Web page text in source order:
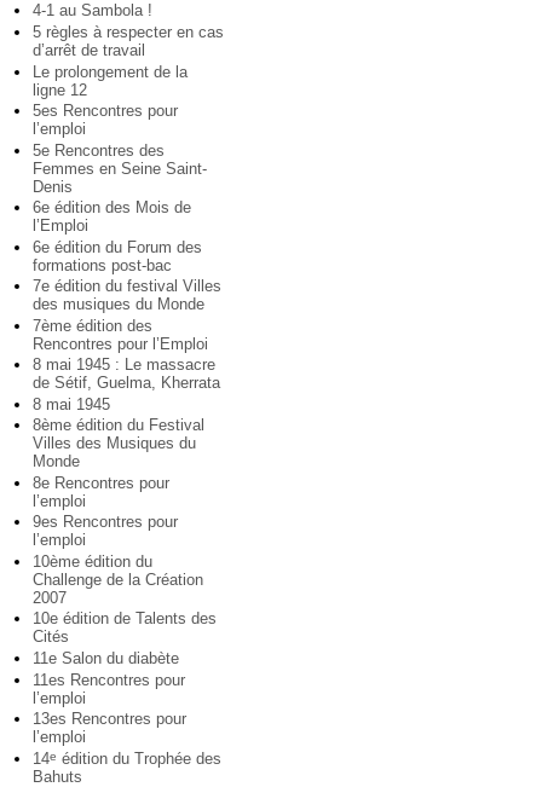
4-1 au Sambola !
5 règles à respecter en cas
d’arrêt de travail
Le prolongement de la
ligne 12
5es Rencontres pour
l’emploi
5e Rencontres des
Femmes en Seine Saint-
Denis
6e édition des Mois de
l’Emploi
6e édition du Forum des
formations post-bac
7e édition du festival Villes
des musiques du Monde
7ème édition des
Rencontres pour l’Emploi
8 mai 1945 : Le massacre
de Sétif, Guelma, Kherrata
8 mai 1945
8ème édition du Festival
Villes des Musiques du
Monde
8e Rencontres pour
l’emploi
9es Rencontres pour
l’emploi
10ème édition du
Challenge de la Création
2007
10e édition de Talents des
Cités
11e Salon du diabète
11es Rencontres pour
l’emploi
13es Rencontres pour
l’emploi
14e édition du Trophée des
Bahuts